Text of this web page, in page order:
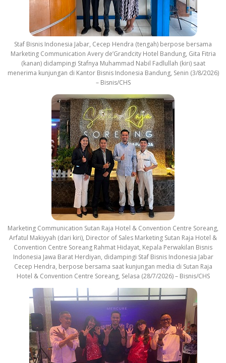
Staf Bisnis Indonesia Jabar, Cecep Hendra (tengah) berpose bersama
Marketing Communication Avery de’Grandcity Hotel Bandung, Gita Fitria
(kanan) didampingi Stafnya Muhammad Nabil Fadlullah (kiri) saat
menerima kunjungan di Kantor Bisnis Indonesia Bandung, Senin (3/8/2026)
– Bisnis/CHS
Marketing Communication Sutan Raja Hotel & Convention Centre Soreang,
Arfatul Makiyyah (dari kiri), Director of Sales Marketing Sutan Raja Hotel &
Convention Centre Soreang Rahmat Hidayat, Kepala Perwakilan Bisnis
Indonesia Jawa Barat Herdiyan, didampingi Staf Bisnis Indonesia Jabar
Cecep Hendra, berpose bersama saat kunjungan media di Sutan Raja
Hotel & Convention Centre Soreang, Selasa (28/7/2026) – Bisnis/CHS